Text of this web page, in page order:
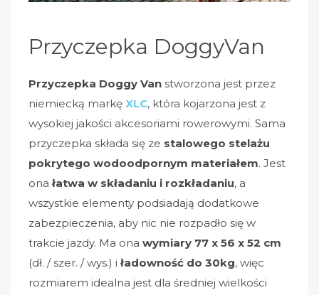
Przyczepka DoggyVan
Przyczepka Doggy Van stworzona jest przez
niemiecką markę XLC, która kojarzona jest z
wysokiej jakości akcesoriami rowerowymi. Sama
przyczepka składa się ze stalowego stelażu
pokrytego wodoodpornym materiałem. Jest
ona łatwa w składaniu i rozkładaniu, a
wszystkie elementy podsiadają dodatkowe
zabezpieczenia, aby nic nie rozpadło się w
trakcie jazdy. Ma ona wymiary 77 x 56 x 52 cm
(dł. / szer. / wys.) i ładowność do 30kg, więc
rozmiarem idealna jest dla średniej wielkości